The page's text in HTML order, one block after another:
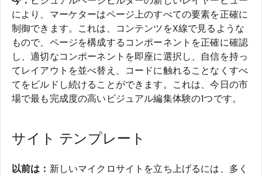
により、マーケターはページ上のすべての要素を正確に
制御できます。これは、コンテンツをX線で見るような
もので、ページを構成するコンポーネントを正確に確認
し、適切なコンポーネントを即座に選択し、自信を持っ
てレイアウトを並べ替え、コードに触れることなくすべ
てをビルドし続けることができます。これは、今日の市
場で最も完成度の高いビジュアル編集体験の1つです。
サイト テンプレート
以前は： 新しいマイクロサイトを立ち上げるには、多く